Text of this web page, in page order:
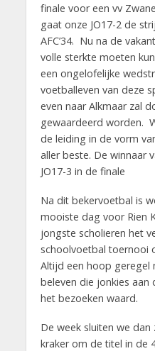
finale voor een vv
gaat onze JO17-2 de
AFC’34. Nu na de
volle sterkte moeten
een ongelofelijke
voetballeven van deze
even naar Alkmaar zal
gewaardeerd worden.
de leiding in de vorm
aller beste. De winnaar
JO17-3 in de finale
Na dit bekervoetbal is
mooiste dag voor Rien
jongste scholieren het
schoolvoetbal toernooi
Altijd een hoop geregel
beleven die jonkies aan
het bezoeken waard.
De week sluiten we
kraker om de titel in de